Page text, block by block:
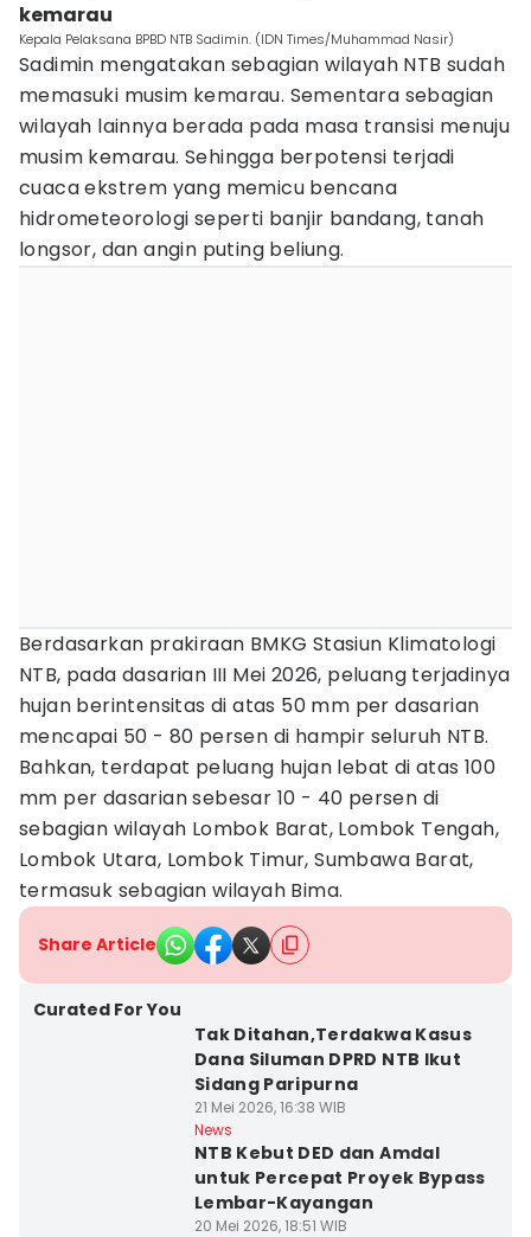
kemarau
Kepala Pelaksana BPBD NTB Sadimin. (IDN Times/Muhammad Nasir)
Sadimin mengatakan sebagian wilayah NTB sudah
memasuki musim kemarau. Sementara sebagian
wilayah lainnya berada pada masa transisi menuju
musim kemarau. Sehingga berpotensi terjadi
cuaca ekstrem yang memicu bencana
hidrometeorologi seperti banjir bandang, tanah
longsor, dan angin puting beliung.
Berdasarkan prakiraan BMKG Stasiun Klimatologi
NTB, pada dasarian III Mei 2026, peluang terjadinya
hujan berintensitas di atas 50 mm per dasarian
mencapai 50 - 80 persen di hampir seluruh NTB.
Bahkan, terdapat peluang hujan lebat di atas 100
mm per dasarian sebesar 10 - 40 persen di
sebagian wilayah Lombok Barat, Lombok Tengah,
Lombok Utara, Lombok Timur, Sumbawa Barat,
termasuk sebagian wilayah Bima.
Share Article
Curated For You
Tak Ditahan,Terdakwa Kasus
Dana Siluman DPRD NTB Ikut
Sidang Paripurna
21 Mei 2026, 16:38 WIB
News
NTB Kebut DED dan Amdal
untuk Percepat Proyek Bypass
Lembar-Kayangan
20 Mei 2026, 18:51 WIB